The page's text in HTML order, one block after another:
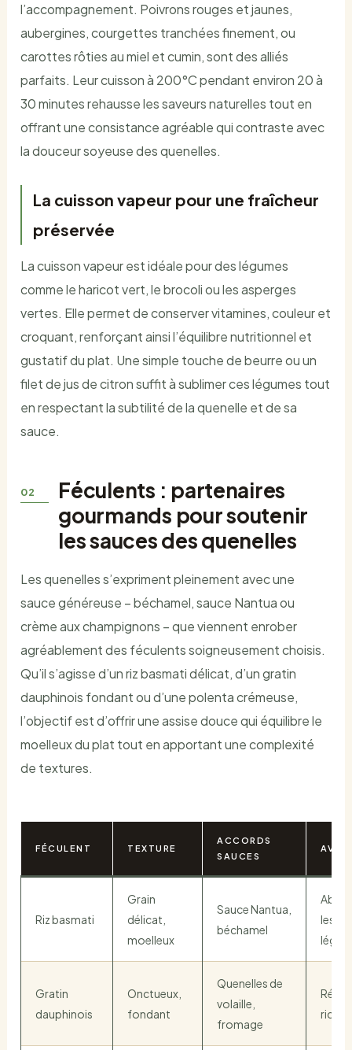
l’accompagnement. Poivrons rouges et jaunes,
aubergines, courgettes tranchées finement, ou
carottes rôties au miel et cumin, sont des alliés
parfaits. Leur cuisson à 200°C pendant environ 20 à
30 minutes rehausse les saveurs naturelles tout en
offrant une consistance agréable qui contraste avec
la douceur soyeuse des quenelles.
La cuisson vapeur pour une fraîcheur
préservée
La cuisson vapeur est idéale pour des légumes
comme le haricot vert, le brocoli ou les asperges
vertes. Elle permet de conserver vitamines, couleur et
croquant, renforçant ainsi l’équilibre nutritionnel et
gustatif du plat. Une simple touche de beurre ou un
filet de jus de citron suffit à sublimer ces légumes tout
en respectant la subtilité de la quenelle et de sa
sauce.
Féculents : partenaires
gourmands pour soutenir
les sauces des quenelles
Les quenelles s’expriment pleinement avec une
sauce généreuse – béchamel, sauce Nantua ou
crème aux champignons – que viennent enrober
agréablement des féculents soigneusement choisis.
Qu’il s’agisse d’un riz basmati délicat, d’un gratin
dauphinois fondant ou d’une polenta crémeuse,
l’objectif est d’offrir une assise douce qui équilibre le
moelleux du plat tout en apportant une complexité
de textures.
FÉCULENT TEXTURE
ACCORDS
SAUCES
Riz basmati
Grain
délicat,
moelleux
Sauce Nantua,
béchamel
les
léger
Gratin
dauphinois
Onctueux,
fondant
Quenelles de
volaille,
fromage
riche